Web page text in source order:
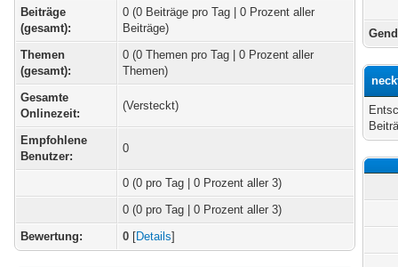
Beiträge
(gesamt):
0 (0 Beiträge pro Tag | 0 Prozent aller
Beiträge)
Themen
(gesamt):
0 (0 Themen pro Tag | 0 Prozent aller
Themen)
Gesamte
Onlinezeit:
(Versteckt)
Empfohlene
Benutzer:
0
0 (0 pro Tag | 0 Prozent aller 3)
0 (0 pro Tag | 0 Prozent aller 3)
Bewertung:
0 [Details]